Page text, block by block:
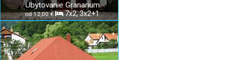
Ubytovanie Granarium
od 12,00 € 7x2, 3x2+1